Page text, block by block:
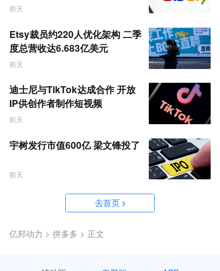
前天
Etsy裁员约220人优化架构 二季
度总营收达6.683亿美元
前天
迪士尼与TikTok达成合作 开放
IP供创作者制作短视频
前天
宇树发行市值600亿 梁文锋投了
前天
去首页
亿邦动力 > 拼多多 > 正文